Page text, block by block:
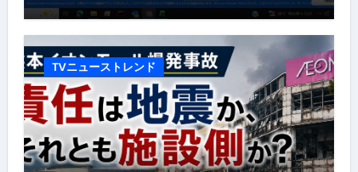
TVニューストレンド